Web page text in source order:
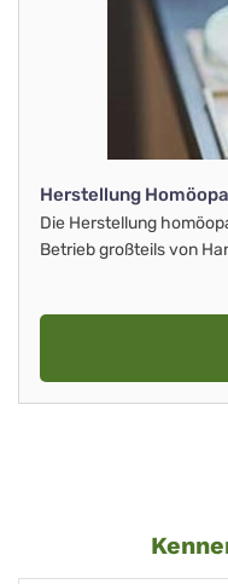
Herstellung
Die Herstellung
Betrieb großteils von